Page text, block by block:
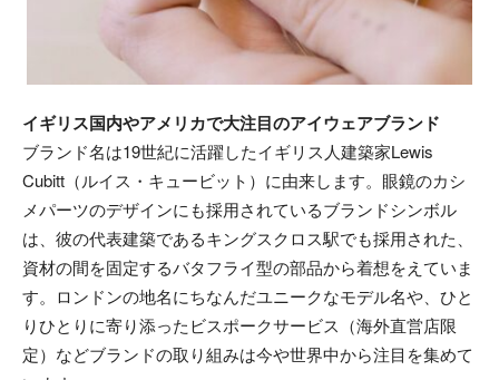
イギリス国内やアメリカで大注目のアイウェアブランド
ブランド名は19世紀に活躍したイギリス人建築家Lewis
Cubitt（ルイス・キュービット）に由来します。眼鏡のカシ
メパーツのデザインにも採用されているブランドシンボル
は、彼の代表建築であるキングスクロス駅でも採用された、
資材の間を固定するバタフライ型の部品から着想をえていま
す。ロンドンの地名にちなんだユニークなモデル名や、ひと
りひとりに寄り添ったビスポークサービス（海外直営店限
定）などブランドの取り組みは今や世界中から注目を集めて